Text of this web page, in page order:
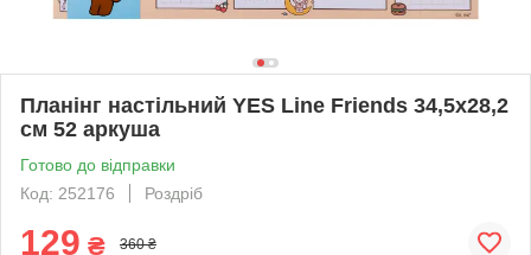
Планінг настільний YES Line Friends 34,5x28,2
см 52 аркуша
Готово до відправки
Код: 252176
Роздріб
129 ₴ 360 ₴